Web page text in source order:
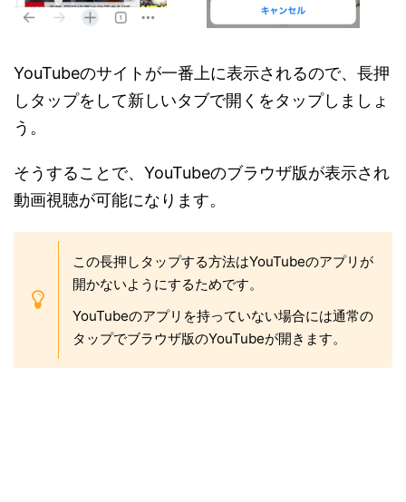
YouTubeのサイトが一番上に表示されるので、長押
しタップをして新しいタブで開くをタップしましょ
う。
そうすることで、YouTubeのブラウザ版が表示され
動画視聴が可能になります。
この長押しタップする方法はYouTubeのアプリが
開かないようにするためです。
YouTubeのアプリを持っていない場合には通常の
タップでブラウザ版のYouTubeが開きます。